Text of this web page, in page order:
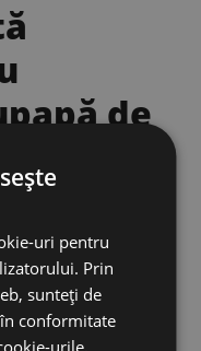
de
de
uri pentru
Prin
sunteți de
conformitate
urile.